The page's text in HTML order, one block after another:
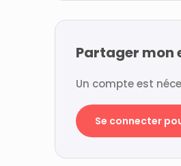
Partager mon
Un compte est
Se connecter